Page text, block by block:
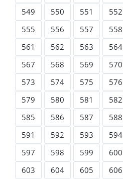
549
550 551 552
555
556 557 558
561
562 563 564
567
568 569 570
573
574 575 576
579
580 581 582
585
586 587 588
591
592 593 594
597
598 599 600
603
604 605 606